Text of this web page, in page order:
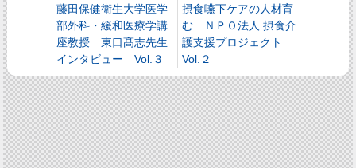
藤田保健衛生大学医学
部外科・緩和医療学講
座教授 東口髙志先生
インタビュー Vol.３
摂食嚥下ケアの人材育
む ＮＰＯ法人 摂食介
護支援プロジェクト
Vol.２